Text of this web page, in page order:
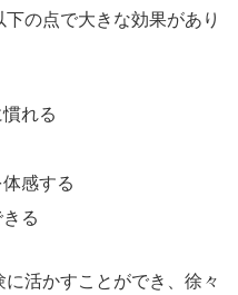
の点で大きな効果があり
れる
感する
る
活かすことができ、徐々